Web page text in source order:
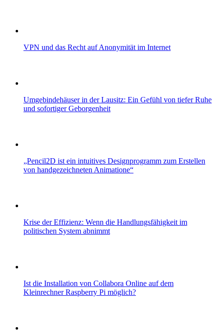
VPN und das Recht auf Anonymität im Internet
Umgebindehäuser in der Lausitz: Ein Gefühl von tiefer Ruhe
und sofortiger Geborgenheit
„Pencil2D ist ein intuitives Designprogramm zum Erstellen
von handgezeichneten Animatione“
Krise der Effizienz: Wenn die Handlungsfähigkeit im
politischen System abnimmt
Ist die Installation von Collabora Online auf dem
Kleinrechner Raspberry Pi möglich?